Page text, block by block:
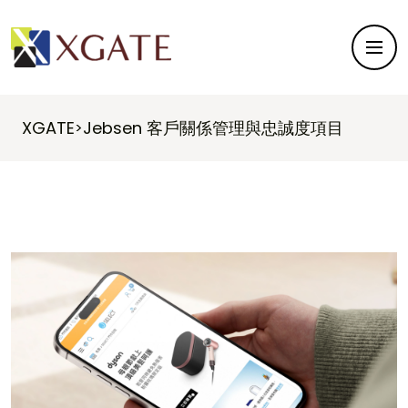
XGATE>Jebsen 客戶關係管理與忠誠度項目